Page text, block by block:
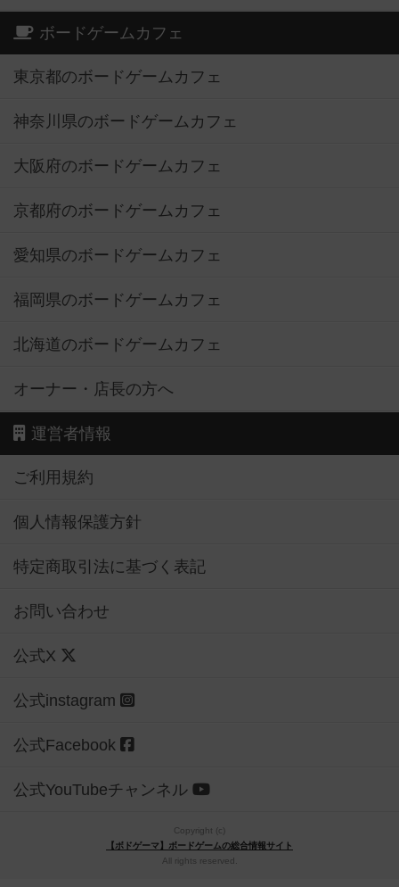
ボードゲームカフェ
東京都のボードゲームカフェ
神奈川県のボードゲームカフェ
大阪府のボードゲームカフェ
京都府のボードゲームカフェ
愛知県のボードゲームカフェ
福岡県のボードゲームカフェ
北海道のボードゲームカフェ
オーナー・店長の方へ
運営者情報
ご利用規約
個人情報保護方針
特定商取引法に基づく表記
お問い合わせ
公式X
公式instagram
公式Facebook
公式YouTubeチャンネル
Copyright (c)
【ボドゲーマ】ボードゲームの総合情報サイト
All rights reserved.